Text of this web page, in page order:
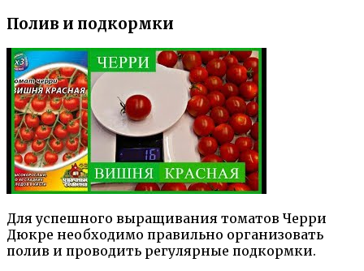
Полив и подкормки
Для успешного выращивания томатов Черри
Дюкре необходимо правильно организовать
полив и проводить регулярные подкормки.